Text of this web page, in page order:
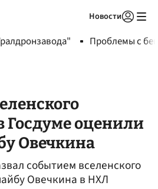
Новости
Проблемы с
Госдуме оценили
Овечкина
событием вселенского
Овечкина в НХЛ